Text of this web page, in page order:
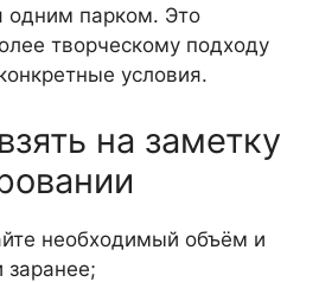
одним парком. Это
творческому подходу
условия.
на заметку
необходимый объём и
заранее;